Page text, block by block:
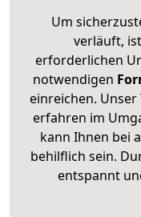
Um
verläuft,
erforderlichen
notwendigen
einreichen. Unser
erfahren im
kann Ihnen bei
behilflich sein.
entspannt